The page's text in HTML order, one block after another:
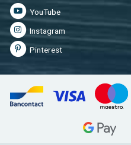
You­Tu­be
In­st­agram
Pin­te­rest